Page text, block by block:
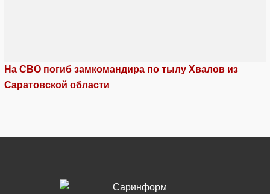
На СВО погиб замкомандира по тылу Хвалов из
Саратовской области